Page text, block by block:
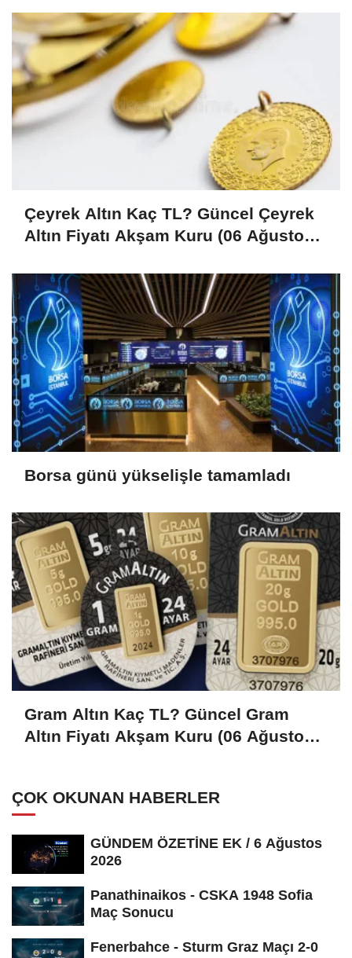
Çeyrek Altın Kaç TL? Güncel Çeyrek
Altın Fiyatı Akşam Kuru (06 Ağustos
Borsa günü yükselişle tamamladı
Gram Altın Kaç TL? Güncel Gram
Altın Fiyatı Akşam Kuru (06 Ağustos
ÇOK OKUNAN HABERLER
GÜNDEM ÖZETİNE EK / 6 Ağustos
2026
Panathinaikos - CSKA 1948 Sofia
Maç Sonucu
Fenerbahce - Sturm Graz Maçı 2-0